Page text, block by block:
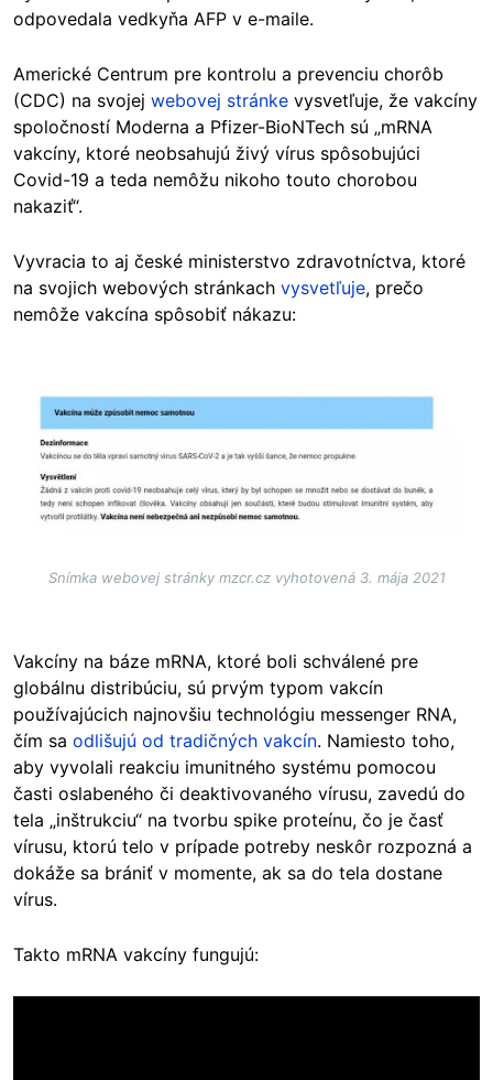
odpovedala vedkyňa AFP v e-maile.
Americké Centrum pre kontrolu a prevenciu chorôb
(CDC) na svojej webovej stránke vysvetľuje, že vakcíny
spoločností Moderna a Pfizer-BioNTech sú „mRNA
vakcíny, ktoré neobsahujú živý vírus spôsobujúci
Covid-19 a teda nemôžu nikoho touto chorobou
nakaziť“.
Vyvracia to aj české ministerstvo zdravotníctva, ktoré
na svojich webových stránkach vysvetľuje, prečo
nemôže vakcína spôsobiť nákazu:
Image
Snímka webovej stránky mzcr.cz vyhotovená 3. mája 2021
Vakcíny na báze mRNA, ktoré boli schválené pre
globálnu distribúciu, sú prvým typom vakcín
používajúcich najnovšiu technológiu messenger RNA,
čím sa odlišujú od tradičných vakcín. Namiesto toho,
aby vyvolali reakciu imunitného systému pomocou
časti oslabeného či deaktivovaného vírusu, zavedú do
tela „inštrukciu“ na tvorbu spike proteínu, čo je časť
vírusu, ktorú telo v prípade potreby neskôr rozpozná a
dokáže sa brániť v momente, ak sa do tela dostane
vírus.
Takto mRNA vakcíny fungujú: